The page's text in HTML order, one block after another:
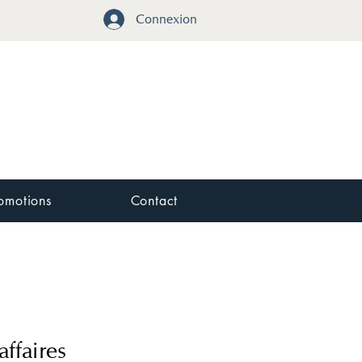
Connexion
Contact